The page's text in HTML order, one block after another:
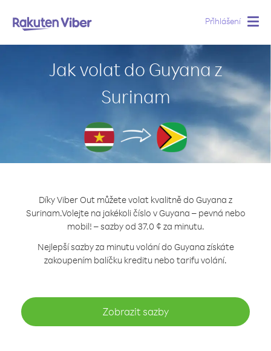
Přihlášení
Jak volat do Guyana z
Surinam
Díky Viber Out můžete volat kvalitně do Guyana z
Surinam.Volejte na jakékoli číslo v Guyana – pevná nebo
mobil! – sazby od 37.0 ¢ za minutu.
Nejlepší sazby za minutu volání do Guyana získáte
zakoupením balíčku kreditu nebo tarifu volání.
Zobrazit sazby